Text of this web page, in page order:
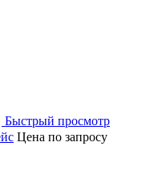
Быстрый просмотр
Цена по запросу